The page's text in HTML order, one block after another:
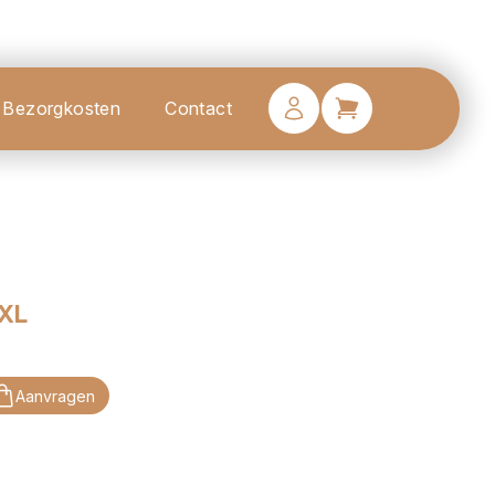
Bezorgkosten Contact
Aanvragen